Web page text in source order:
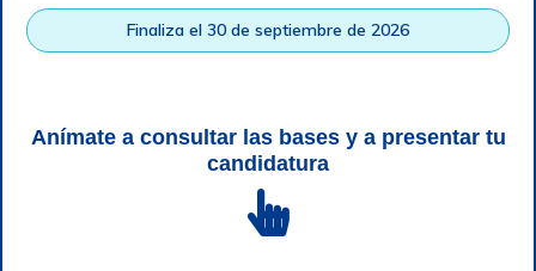
grabación telefónica
| SGSI |
Login
Autoridad Portuaria de Tarragona © Todos los derechos
Finaliza el 30 de septiembre de 2026
Anímate a consultar las bases y a presentar tu
candidatura